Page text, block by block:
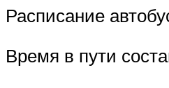
Расписание
Время в пути